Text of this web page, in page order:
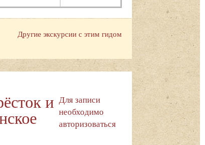
Другие экскурсии с этим гидом
и Для записи
необходимо
авторизоваться